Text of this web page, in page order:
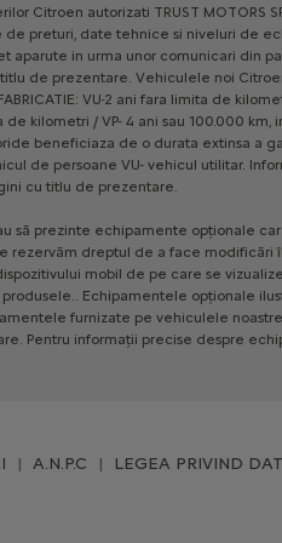
Citroen autorizati TRUST MOTORS
de preturi, date tehnice si niveluri de
aparute in urma unor comunicari din
titlu de prezentare. Vehiculele noi
VU-2 ani fara limita de
de kilometri / VP- 4 ani sau 100.000 km,
beneficiaza de o durata extinsa a
de persoane VU- vehicul utilitar.
cu titlu de prezentare.
să prezinte echipamente opționale
rezervăm dreptul de a face modificări
mobil de pe care se
produsele.. Echipamentele opționale
furnizate pe vehiculele noastre
Pentru informații precise despre
A.N.P.C LEGEA PRIVIND